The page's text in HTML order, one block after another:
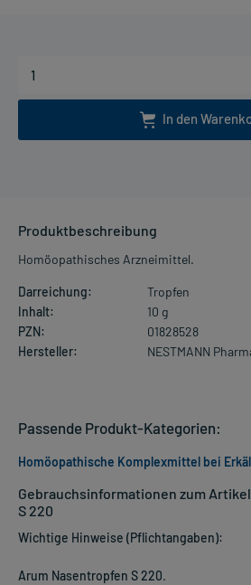
In den
Produktbeschreibung
Homöopathisches Arzneimittel.
Darreichung:
Tropfen
Inhalt:
10 g
PZN:
01828528
Hersteller:
NESTMANN
Gebrauchsinformationen zum
S 220
Wichtige Hinweise (Pflichtangaben):
Arum Nasentropfen S 220.
Passende Produkt-Kategorien:
Homöopathische Komplexmittel bei